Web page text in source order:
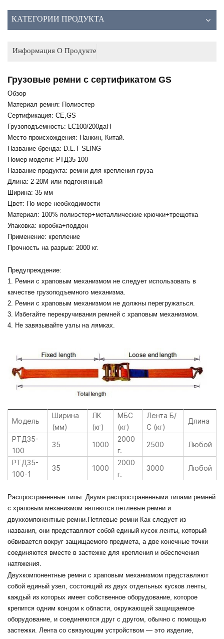
КАТЕГОРИИ ПРОДУКТА
Информация О Продукте
Грузовые ремни с сертификатом GS
Обзор
Материал ремня: Полиэстер
Сертификация: CE,GS
Грузоподъемность: LC100/200даН
Место происхождения: Нанкин, Китай.
Название бренда: D.L.T SLING
Номер модели: РТД35-100
Название продукта: ремни для крепления груза
Длина: 2-20М или подгонянный
Ширина: 35 мм
Цвет: По мере необходимости
Материал: 100% полиэстер+металлические крючки+трещотка
Упаковка: коробка+поддон
Применение: крепление
Прочность на разрыв: 2000 кг.
Предупреждение:
1. Ремни с храповым механизмом не следует использовать в
качестве грузоподъемного механизма.
2. Ремни с храповым механизмом не должны перегружаться.
3. Избегайте перекручивания ремней с храповым механизмом.
4. Не завязывайте узлы на лямках.
Модель
Ширина
(мм)
ЛК
(кг)
МБС
(кг)
Лента Б/
С (кг)
Длина
РТД35-
100
35 1000
2000
г.
2500 Любой
РТД35-
100-1
35 1000
2000
г.
3000 Любой
Распространенные типы: Двумя распространенными типами ремней
с храповым механизмом являются петлевые ремни и
двухкомпонентные ремни. Петлевые ремни Как следует из
названия, они представляют собой единый кусок ленты, который
обвивается вокруг защищаемого предмета, а две конечные точки
соединяются вместе в застежке для крепления и обеспечения
натяжения.
Двухкомпонентные ремни с храповым механизмом представляют
собой единый узел, состоящий из двух отдельных кусков ленты,
каждый из которых имеет собственное оборудование, которое
крепится одним концом к области, окружающей защищаемое
оборудование, и соединяются друг с другом, обычно с помощью
застежки. Лента со связующим устройством — это изделие,